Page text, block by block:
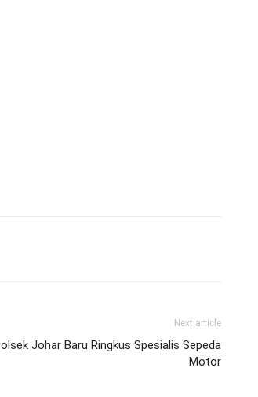
Next article
Johar Baru Ringkus Spesialis Sepeda
Motor